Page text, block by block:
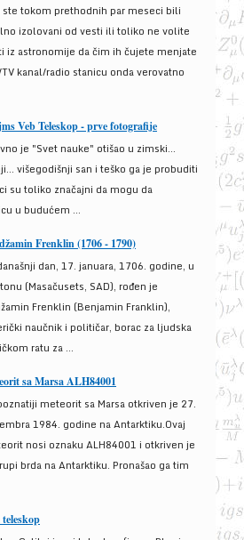
ste tokom prethodnih par meseci bili
izolovani od vesti ili toliko ne volite
iz astronomije da čim ih čujete menjate
kanal/radio stanicu onda verovatno
Veb Teleskop - prve fotografije
je "Svet nauke" otišao u zimski...
višegodišnji san i teško ga je probuditi
su toliko značajni da mogu da
u budućem ...
Frenklin (1706 - 1790)
dan, 17. januara, 1706. godine, u
(Masačusets, SAD), rođen je
Frenklin (Benjamin Franklin),
naučnik i političar, borac za ljudska
ratu za ...
sa Marsa ALH84001
meteorit sa Marsa otkriven je 27.
1984. godine na Antarktiku.Ovaj
nosi oznaku ALH84001 i otkriven je
brda na Antarktiku. Pronašao ga tim